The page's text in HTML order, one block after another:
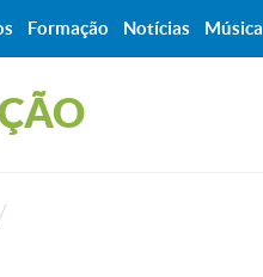
Formação Notícias Música